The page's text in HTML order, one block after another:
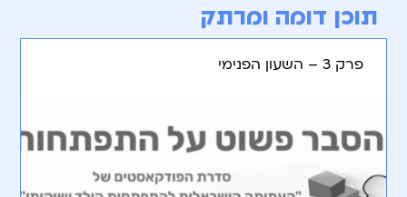
תוכן דומה ומרתק
פרק 3 – השעון הפנימי